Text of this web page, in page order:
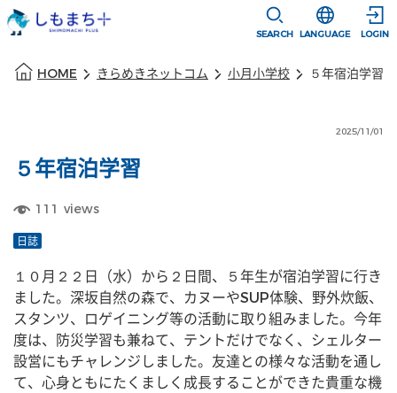
SEARCH
選択すると言
LANGUAGE LOGIN
HOME きらめきネットコム 小月小学校 ５年宿泊学習
2025/11/01
５年宿泊学習
111 views
日誌
１０月２２日（水）から２日間、５年生が宿泊学習に行き
ました。深坂自然の森で、カヌーやSUP体験、野外炊飯、
スタンツ、ロゲイニング等の活動に取り組みました。今年
度は、防災学習も兼ねて、テントだけでなく、シェルター
設営にもチャレンジしました。友達との様々な活動を通し
て、心身ともにたくましく成長することができた貴重な機